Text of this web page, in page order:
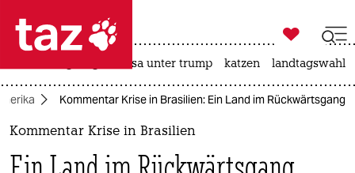
 taz zahl ich
taz zahl ich

taz zahl ich
usa unter trump katzen landtagswahl
Kommentar Krise in Brasilien: Ein Land im Rückwärtsgang
Kommentar Krise in Brasilien